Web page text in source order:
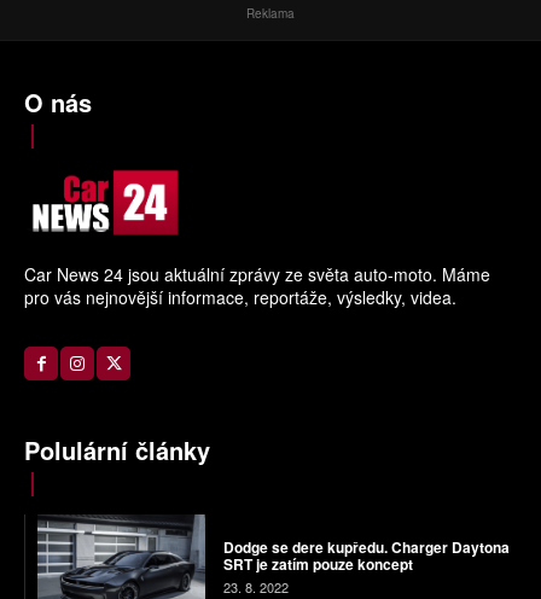
Reklama
O nás
Car News 24 jsou aktuální zprávy ze světa auto-moto. Máme
pro vás nejnovější informace, reportáže, výsledky, videa.
Polulární články
Dodge se dere kupředu. Charger Daytona
SRT je zatím pouze koncept
23. 8. 2022